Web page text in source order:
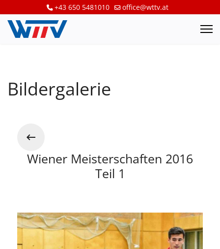
+43 650 5481010 office@wttv.at
Bildergalerie
Wiener Meisterschaften 2016
Teil 1